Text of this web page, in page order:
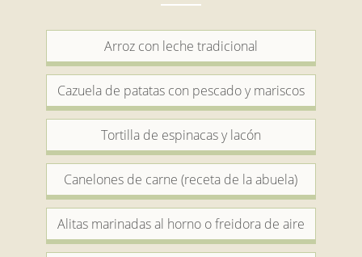
Arroz con leche tradicional
Cazuela de patatas con pescado y mariscos
Tortilla de espinacas y lacón
Canelones de carne (receta de la abuela)
Alitas marinadas al horno o freidora de aire